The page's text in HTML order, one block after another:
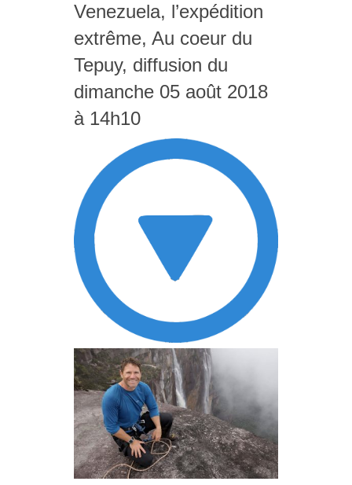
Venezuela, l’expédition
extrême, Au coeur du
Tepuy, diffusion du
dimanche 05 août 2018
à 14h10